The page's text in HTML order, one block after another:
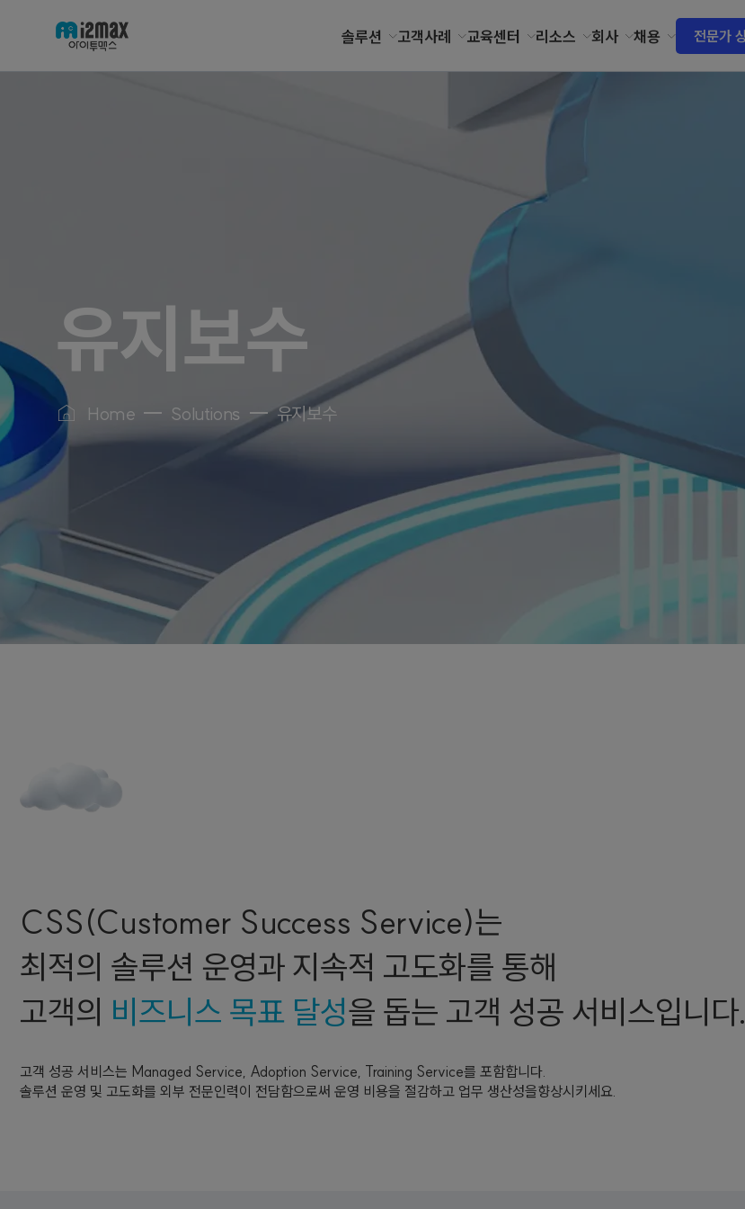
솔루션 고객사례 교육센터 리소스 회사 채용
유지보수
Home Solutions 유지보수
CSS(Customer Success Service)는
최적의 솔루션 운영과 지속적 고도화를 통해
고객의 비즈니스 목표 달성을 돕는 고객 성공 서비스입니다.
고객 성공 서비스는 Managed Service, Adoption Service, Training Service를 포함합니다.
솔루션 운영 및 고도화를 외부 전문인력이 전담함으로써 운영 비용을 절감하고 업무 생산성을향상시키세요.